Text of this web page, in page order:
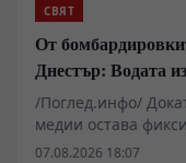
СВЯТ
От
Днестър: Водата
геополитическо
/Поглед.инфо/
медии остава
въглеводородите
07.08.2026 18:07